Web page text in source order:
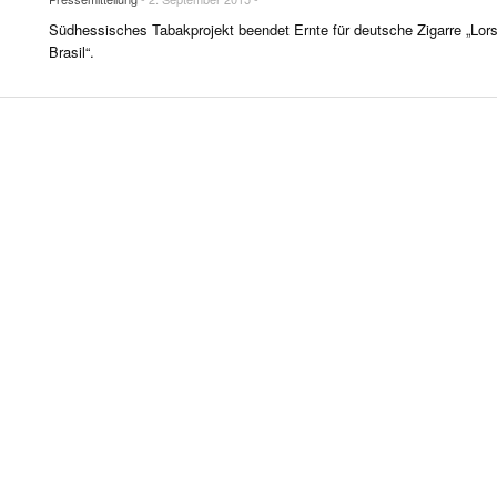
LIFE & CULTURE
Südhessisches Tabakprojekt beendet Ernte für deutsche Zigarre
Brasil“.